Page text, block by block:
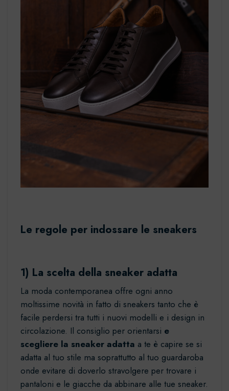
Le regole per indossare le sneakers
1) La scelta della sneaker adatta
La moda contemporanea offre ogni anno
moltissime novità in fatto di sneakers tanto che è
facile perdersi tra tutti i nuovi modelli e i design in
circolazione. Il consiglio per orientarsi e
scegliere la sneaker adatta a te è capire se si
adatta al tuo stile ma soprattutto al tuo guardaroba
onde evitare di doverlo stravolgere per trovare i
pantaloni e le giacche da abbinare alle tue sneaker.